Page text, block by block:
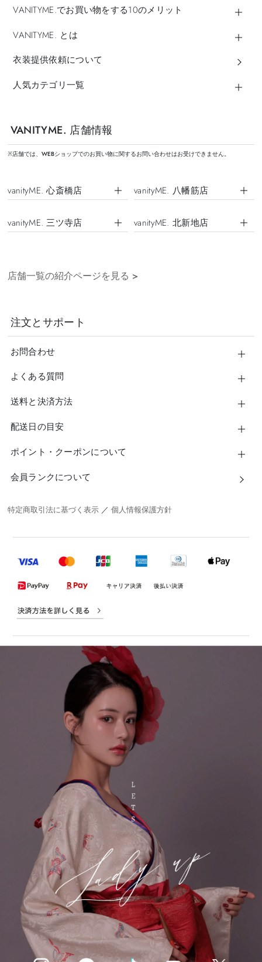
VANITYME.でお買い物をする10のメリット
VANITYME. とは
衣装提供依頼について
人気カテゴリ一覧
VANITYME. 店舗情報
※店舗では、WEBショップでのお買い物に関するお問い合わせはお受けできません。
vanityME. 心斎橋店 vanityME. 八幡筋店
vanityME. 三ツ寺店 vanityME. 北新地店
店舗一覧の紹介ページを見る >
注文とサポート
お問合わせ
よくある質問
送料と決済方法
配送日の目安
ポイント・クーポンについて
会員ランクについて
特定商取引法に基づく表示 ／個人情報保護方針